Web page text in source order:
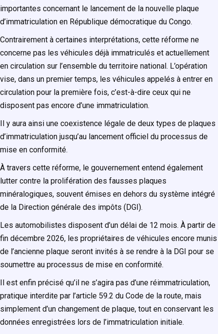
importantes concernant le lancement de la nouvelle plaque
d’immatriculation en République démocratique du Congo.
Contrairement à certaines interprétations, cette réforme ne
concerne pas les véhicules déjà immatriculés et actuellement
en circulation sur l’ensemble du territoire national. L’opération
vise, dans un premier temps, les véhicules appelés à entrer en
circulation pour la première fois, c’est-à-dire ceux qui ne
disposent pas encore d’une immatriculation.
Il y aura ainsi une coexistence légale de deux types de plaques
d’immatriculation jusqu’au lancement officiel du processus de
mise en conformité.
À travers cette réforme, le gouvernement entend également
lutter contre la prolifération des fausses plaques
minéralogiques, souvent émises en dehors du système intégré
de la Direction générale des impôts (DGI).
Les automobilistes disposent d’un délai de 12 mois. À partir de
fin décembre 2026, les propriétaires de véhicules encore munis
de l’ancienne plaque seront invités à se rendre à la DGI pour se
soumettre au processus de mise en conformité.
Il est enfin précisé qu’il ne s’agira pas d’une réimmatriculation,
pratique interdite par l’article 59.2 du Code de la route, mais
simplement d’un changement de plaque, tout en conservant les
données enregistrées lors de l’immatriculation initiale.